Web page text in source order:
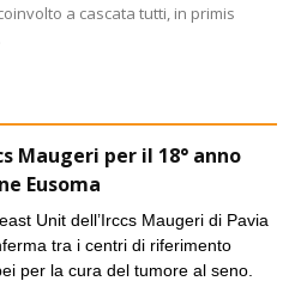
a cascata tutti, in primis
Maugeri per il 18° anno
Eusoma
Unit dell’Irccs Maugeri di Pavia
tra i centri di riferimento
per la cura del tumore al seno.